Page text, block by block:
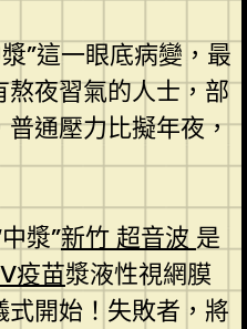
”這一眼底病變，最
夜習氣的人士，部
通壓力比擬年夜，
漿”新竹 超音波 是
疫苗漿液性視網膜
開始！失敗者，將